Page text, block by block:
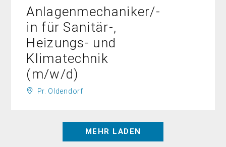
Anlagenmechaniker/-
in für Sanitär-,
Heizungs- und
Klimatechnik
(m/w/d)
Pr. Oldendorf
MEHR LADEN